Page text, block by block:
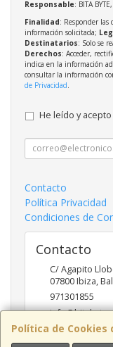
Política de Cookies
Responsable: BITA BYTE,
Finalidad: Responder
información solicitada;
Destinatarios: Solo se
Derechos: Acceder,
indica en la información
consultar la información
de Privacidad
He leído y acepto
Contacto
Política Privacidad
Condiciones de
Contacto
C/ Agapito
07800Ibiza,
971301855